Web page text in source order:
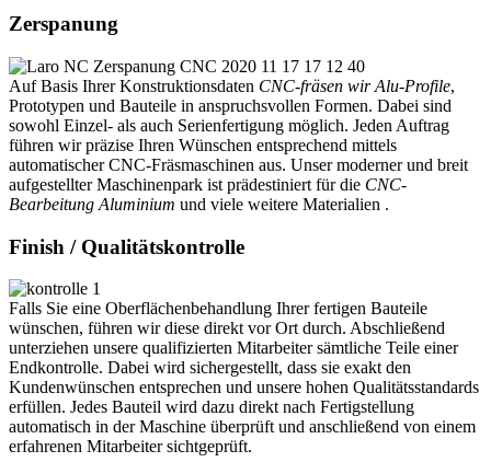
Zerspanung
Auf Basis Ihrer Konstruktionsdaten CNC-fräsen wir Alu-Profile,
Prototypen und Bauteile in anspruchsvollen Formen. Dabei sind
sowohl Einzel- als auch Serienfertigung möglich. Jeden Auftrag
führen wir präzise Ihren Wünschen entsprechend mittels
automatischer CNC-Fräsmaschinen aus. Unser moderner und breit
aufgestellter Maschinenpark ist prädestiniert für die CNC-
Bearbeitung Aluminium und viele weitere Materialien .
Finish / Qualitätskontrolle
Falls Sie eine Oberflächenbehandlung Ihrer fertigen Bauteile
wünschen, führen wir diese direkt vor Ort durch. Abschließend
unterziehen unsere qualifizierten Mitarbeiter sämtliche Teile einer
Endkontrolle. Dabei wird sichergestellt, dass sie exakt den
Kundenwünschen entsprechen und unsere hohen Qualitätsstandards
erfüllen. Jedes Bauteil wird dazu direkt nach Fertigstellung
automatisch in der Maschine überprüft und anschließend von einem
erfahrenen Mitarbeiter sichtgeprüft.